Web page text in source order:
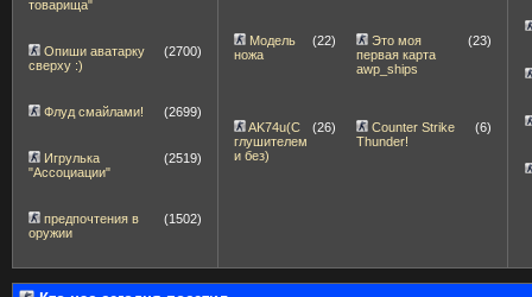
товарища"
Опиши аватарку
сверху :)
(2700)
Флуд смайлами! (2699)
Игрулька
"Ассоциации"
(2519)
предпочтения в
оружии
(1502)
Модель
ножа
(22)
Это моя
первая карта
awp_ships
(23)
AK74u(С
глушителем
и без)
(26)
Counter Strike
Thunder!
(6)